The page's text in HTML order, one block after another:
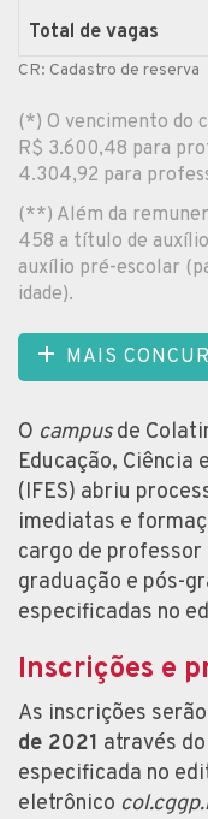
Total de vagas
CR: Cadastro de reserva
(*) O vencimento do
R$ 3.600,48 para
4.304,92 para
(**) Além da
458 a título de
auxílio pré-escolar
idade).
MAIS
O campusde
Educação, Ciência
(IFES) abriu
imediatas e
cargo de
graduação e pós-
especificadas no
Inscrições e
As inscrições
de 2021 através
especificada no
eletrônico